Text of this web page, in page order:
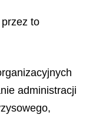
to
administracji